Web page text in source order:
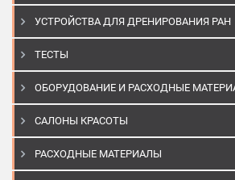
УСТРОЙСТВА ДЛЯ ДРЕНИРОВАНИЯ РАН
ТЕСТЫ
ОБОРУДОВАНИЕ И РАСХОДНЫЕ
САЛОНЫ КРАСОТЫ
РАСХОДНЫЕ МАТЕРИАЛЫ